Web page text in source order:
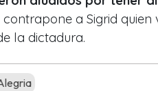
contrapone a Sigrid quien
la dictadura.